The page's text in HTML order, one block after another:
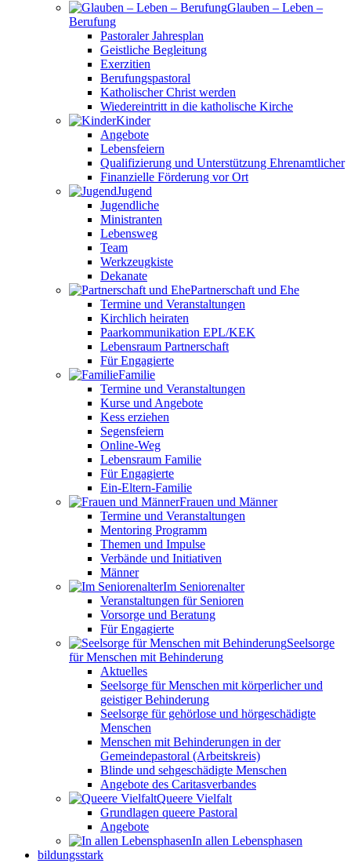
Glauben – Leben –
Berufung
Pastoraler Jahresplan
Geistliche Begleitung
Exerzitien
Berufungspastoral
Katholischer Christ werden
Wiedereintritt in die katholische Kirche
Kinder
Angebote
Lebensfeiern
Qualifizierung und Unterstützung Ehrenamtlicher
Finanzielle Förderung vor Ort
Jugend
Jugendliche
Ministranten
Lebensweg
Team
Werkzeugkiste
Dekanate
Partnerschaft und Ehe
Termine und Veranstaltungen
Kirchlich heiraten
Paarkommunikation EPL/KEK
Lebensraum Partnerschaft
Für Engagierte
Familie
Termine und Veranstaltungen
Kurse und Angebote
Kess erziehen
Segensfeiern
Online-Weg
Lebensraum Familie
Für Engagierte
Ein-Eltern-Familie
Frauen und Männer
Termine und Veranstaltungen
Mentoring Programm
Themen und Impulse
Verbände und Initiativen
Männer
Im Seniorenalter
Veranstaltungen für Senioren
Vorsorge und Beratung
Für Engagierte
Seelsorge
für Menschen mit Behinderung
Aktuelles
Seelsorge für Menschen mit körperlicher und
geistiger Behinderung
Seelsorge für gehörlose und hörgeschädigte
Menschen
Menschen mit Behinderungen in der
Gemeindepastoral (Arbeitskreis)
Blinde und sehgeschädigte Menschen
Angebote des Caritasverbandes
Queere Vielfalt
Grundlagen queere Pastoral
Angebote
In allen Lebensphasen
bildungsstark